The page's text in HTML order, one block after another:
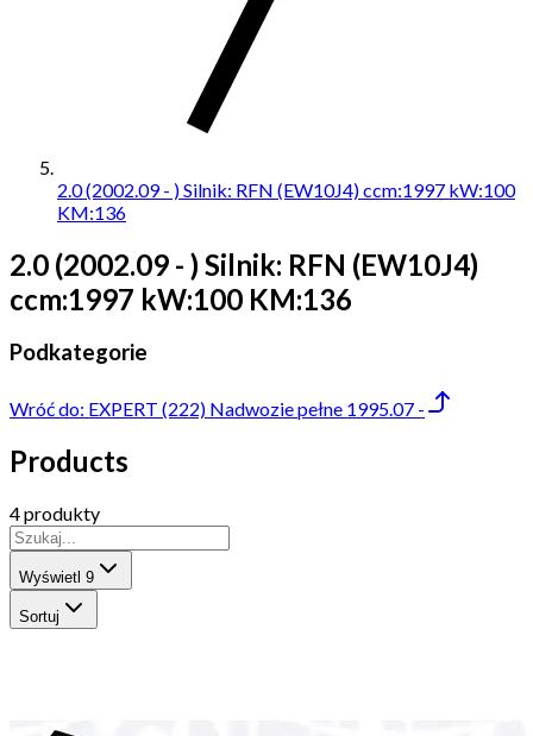
2.0 (2002.09 - ) Silnik: RFN (EW10J4) ccm:1997 kW:100
KM:136
2.0 (2002.09 - ) Silnik: RFN (EW10J4)
ccm:1997 kW:100 KM:136
Podkategorie
Wróć do: EXPERT (222) Nadwozie pełne 1995.07 -
Products
4 produkty
Wyświetl 9
Sortuj